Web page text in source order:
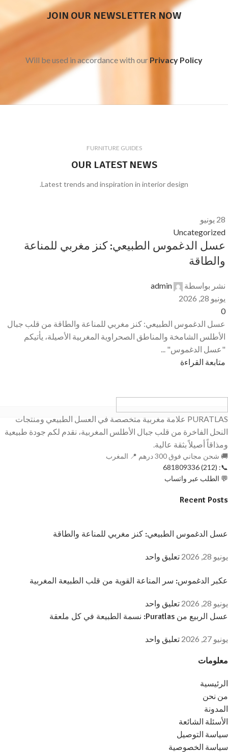
JOIN OUR NEWSLETTER NOW
Will be used in accordance with our Privacy Policy
FURNITURE GUIDES
OUR LATEST NEWS
Latest trends and inspiration in interior design.
28 يونيو
Uncategorized
عسل الدغموس الطبيعي: كنز مغربي للمناعة
والطاقة
نشر بواسطة
admin
يونيو 28, 2026
0
عسل الدغموس الطبيعي: كنز مغربي للمناعة والطاقة من قلب جبال
الأطلس الشامخة والمناطق الصحراوية المغربية الأصيلة، يأتيكم
"عسل الدغموس" ...
متابعة القراءة
PURATLAS علامة مغربية متخصصة في العسل الطبيعي ومنتجات
النحل الفاخرة من قلب جبال الأطلس المغربية، نقدم لكم جودة طبيعية
ومذاقاً أصيلاً بثقة عالية.
🚚 شحن مجاني فوق 300 درهم 📍 المغرب
📞: (212) 681809336
💬 الطلب عبر واتساب
Recent Posts
عسل الدغموس الطبيعي: كنز مغربي للمناعة والطاقة
يونيو 28, 2026 تعليق واحد
عكبر الدغموس: سر المناعة القوية من قلب الطبيعة المغربية
يونيو 28, 2026 تعليق واحد
عسل الربيع من Puratlas: نسمة الطبيعة في كل ملعقة
يونيو 27, 2026 تعليق واحد
معلومات
الرئيسية
من نحن
المدونة
الأسئلة الشائعة
سياسة التوصيل
سياسة الخصوصية